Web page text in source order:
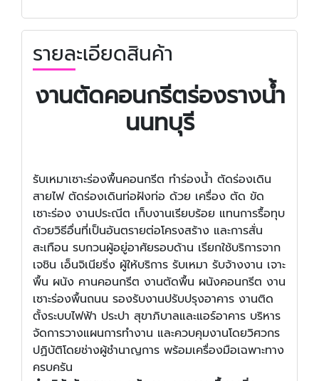
รายละเอียดสินค้า
งานตัดคอนกรีตร่องรางน้ำ
นนทบุรี
รับเหมาเซาะร่องพื้นคอนกรีต ทำร่องน้ำ ตัดร่องเดิน
สายไฟ ตัดร่องเดินท่อฝังท่อ ด้วย เครื่อง ตัด ขัด
เซาะร่อง งานประณีต เก็บงานเรียบร้อย แทนการรื้อทุบ
ด้วยวิธีอื่นที่เป็นอันตรายต่อโครงสร้าง และการสั่น
สะเทือน รบกวนผู้อยู่อาศัยรอบด้าน เรียกใช้บริการจาก
เจชิน เอ็นจิเนียริ่ง ผู้ให้บริการ รับเหมา รับจ้างงาน เจาะ
พื้น ผนัง คานคอนกรีต งานตัดพื้น ผนังคอนกรีต งาน
เซาะร่องพื้นถนน รองรับงานปรับปรุงอาคาร งานติด
ตั้งระบบไฟฟ้า ประปา สุขาภิบาลและแอร์อาคาร บริหาร
จัดการวางแผนการทำงาน และควบคุมงานโดยวิศวกร
ปฏิบัติโดยช่างผู้ชำนาญการ พร้อมเครื่องมือเฉพาะทาง
ครบครัน